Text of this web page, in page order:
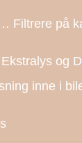
Filtrere på
og
inne i